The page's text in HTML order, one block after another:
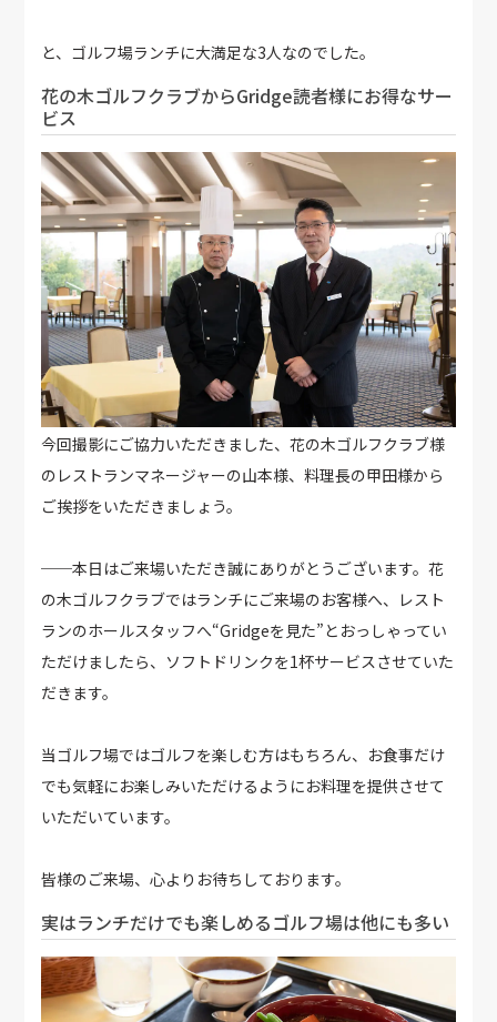
と、ゴルフ場ランチに大満足な3人なのでした。
花の木ゴルフクラブからGridge読者様にお得なサー
ビス
今回撮影にご協力いただきました、花の木ゴルフクラブ様
のレストランマネージャーの山本様、料理長の甲田様から
ご挨拶をいただきましょう。
──本日はご来場いただき誠にありがとうございます。花
の木ゴルフクラブではランチにご来場のお客様へ、レスト
ランのホールスタッフへ“Gridgeを見た”とおっしゃってい
ただけましたら、ソフトドリンクを1杯サービスさせていた
だきます。
当ゴルフ場ではゴルフを楽しむ方はもちろん、お食事だけ
でも気軽にお楽しみいただけるようにお料理を提供させて
いただいています。
皆様のご来場、心よりお待ちしております。
実はランチだけでも楽しめるゴルフ場は他にも多い